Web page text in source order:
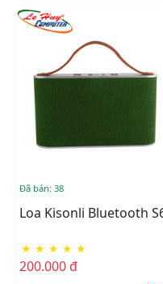
Đã bán: 38
Loa Kisonli Bluetooth
★ ★ ★ ★ ★
200.000 đ